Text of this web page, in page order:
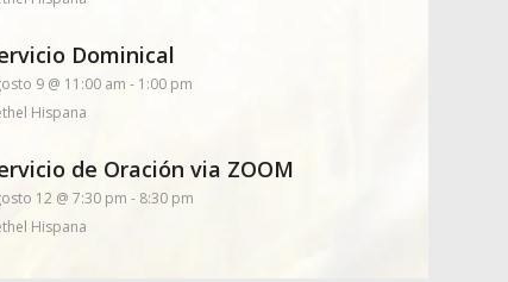
Dominical
9 @ 11:00 am - 1:00 pm
Hispana
de Oración via ZOOM
12 @ 7:30 pm - 8:30 pm
Hispana